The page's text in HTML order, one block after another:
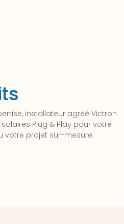
installateur agréé Victron
Plug & Play pour votre
votre projet sur-mesure.